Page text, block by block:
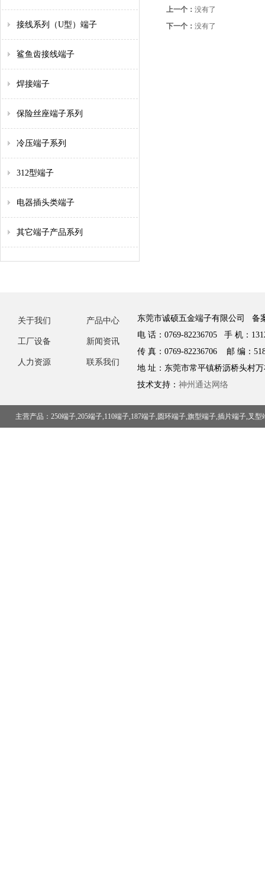
接线系列（U型）端子
鲨鱼齿接线端子
焊接端子
保险丝座端子系列
冷压端子系列
312型端子
电器插头类端子
其它端子产品系列
上一个： 没有了
下一个： 没有了
关于我们 产品中心
工厂设备 新闻资讯
人力资源 联系我们
东莞市诚硕五金端子有限公司 备
电 话：0769-82236705 手 机：
传 真：0769-82236706 邮 编：
地 址：东莞市常平镇桥沥桥头村
技术支持： 神州通达网络
主营产品：250端子,205端子,110端子,187端子,圆环端子,旗型端子,插片端子,